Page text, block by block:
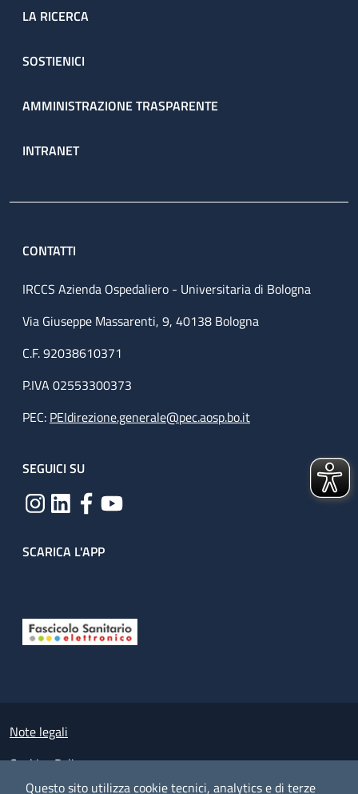
Questo sito utilizza cookie tecnici, analytics e di terze
LA RICERCA
SOSTIENICI
AMMINISTRAZIONE TRASPARENTE
INTRANET
CONTATTI
IRCCS Azienda Ospedaliero - Universitaria di Bologna
Via Giuseppe Massarenti, 9, 40138 Bologna
C.F. 92038610371
P.IVA 02553300373
PEC: PEIdirezione.generale@pec.aosp.bo.it
SEGUICI SU
SCARICA L'APP
Small prints
Note legali
Cookies Policy